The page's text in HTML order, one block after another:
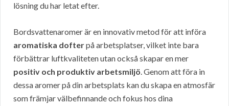
lösning du har letat efter.
Bordsvattenaromer är en innovativ metod för att införa
aromatiska dofterpå arbetsplatser, vilket inte bara
förbättrar luftkvaliteten utan också skapar en mer
positiv och produktiv arbetsmiljö. Genom att föra in
dessa aromer på din arbetsplats kan du skapa en atmosfär
som främjar välbefinnande och fokus hos dina